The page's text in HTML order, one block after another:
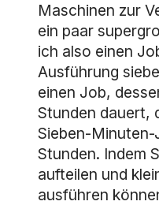
Maschinen zur
ein paar
ich also einen
Ausführung
einen Job,
Stunden dauert,
Sieben-
Stunden. Indem
aufteilen und
ausführen